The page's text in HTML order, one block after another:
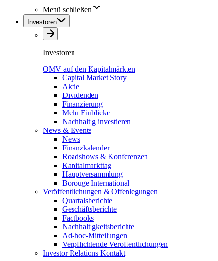
Menü schließen
Investoren
Investoren
OMV auf den Kapitalmärkten
Capital Market Story
Aktie
Dividenden
Finanzierung
Mehr Einblicke
Nachhaltig investieren
News & Events
News
Finanzkalender
Roadshows & Konferenzen
Kapitalmarkttag
Hauptversammlung
Borouge International
Veröffentlichungen & Offenlegungen
Quartalsberichte
Geschäftsberichte
Factbooks
Nachhaltigkeitsberichte
Ad-hoc-Mitteilungen
Verpflichtende Veröffentlichungen
Investor Relations Kontakt